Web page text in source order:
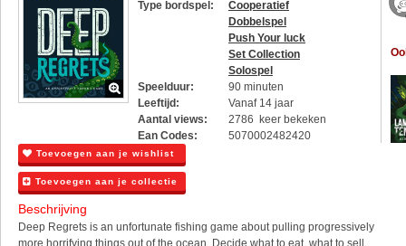
Type bordspel:
Cooperatief
Dobbelspel
Push Your luck
Set Collection
Solospel
Speelduur:
90 minuten
Leeftijd:
Vanaf 14 jaar
Aantal views:
2786 keer bekeken
Ean Codes:
5070002482420
Toevoegen aan je wishlist
Toevoegen aan je collectie
Beschrijving
Deep Regrets is an unfortunate fishing game about pulling progressively
more horrifying things out of the ocean. Decide what to eat, what to sell,